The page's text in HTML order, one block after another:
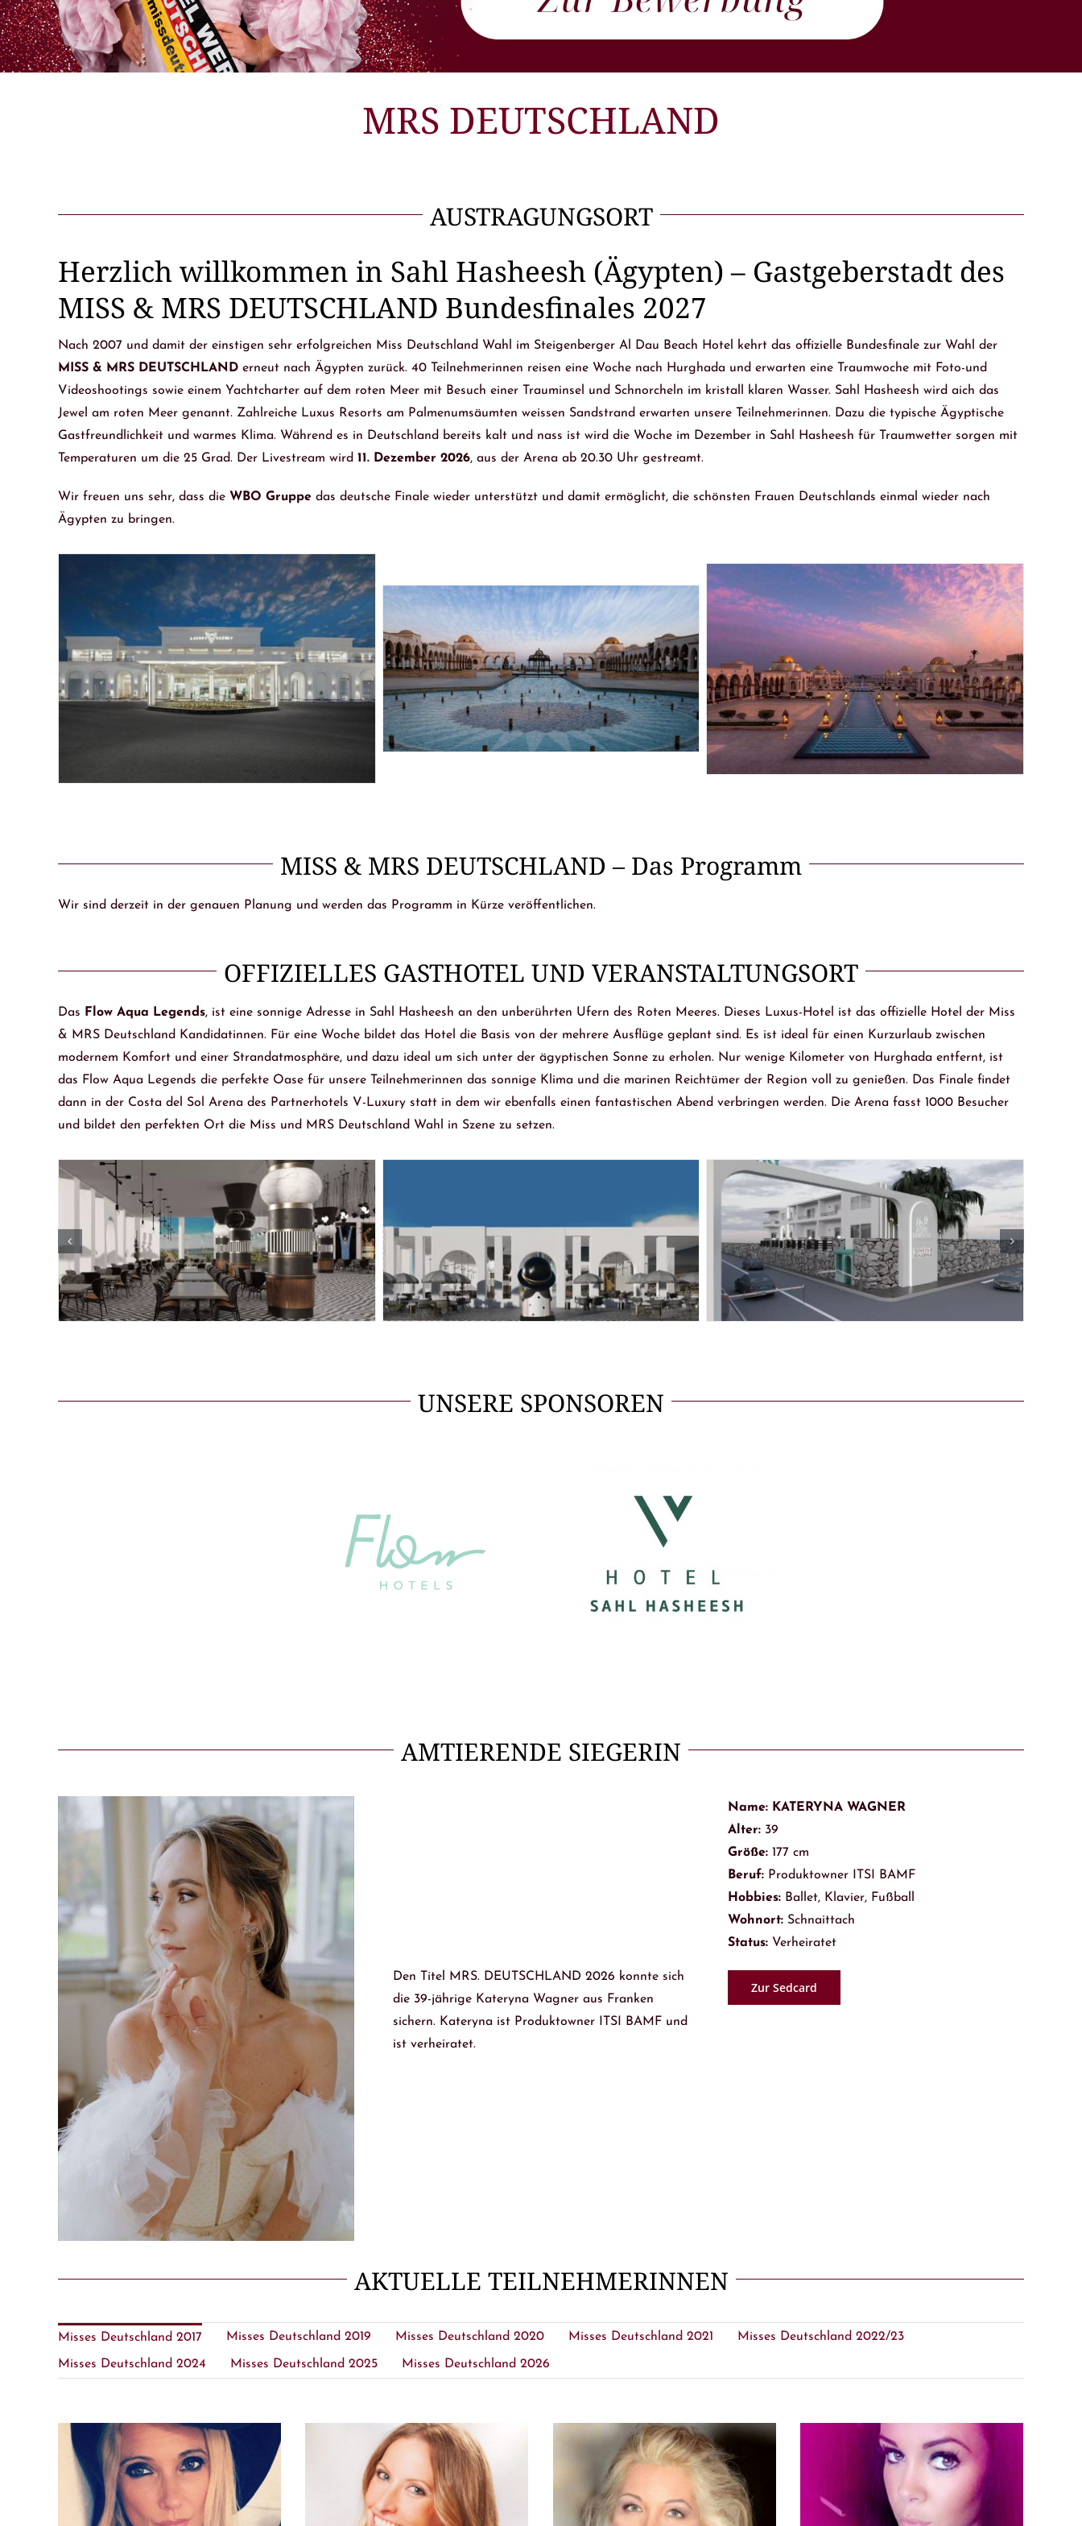
MRS DEUTSCHLAND
AUSTRAGUNGSORT
Herzlich willkommen in Sahl Hasheesh (Ägypten) – Gastgeberstadt des
MISS & MRS DEUTSCHLAND Bundesfinales 2027
Nach 2007 und damit der einstigen sehr erfolgreichen Miss Deutschland Wahl im Steigenberger Al Dau Beach Hotel kehrt das offizielle Bundesfinale zur Wahl der
MISS & MRS DEUTSCHLANDerneut nach Ägypten zurück. 40 Teilnehmerinnen reisen eine Woche nach Hurghada und erwarten eine Traumwoche mit Foto-und
Videoshootings sowie einem Yachtcharter auf dem roten Meer mit Besuch einer Trauminsel und Schnorcheln im kristall klaren Wasser. Sahl Hasheesh wird aich das
Jewel am roten Meer genannt. Zahlreiche Luxus Resorts am Palmenumsäumten weissen Sandstrand erwarten unsere Teilnehmerinnen. Dazu die typische Ägyptische
Gastfreundlichkeit und warmes Klima. Während es in Deutschland bereits kalt und nass ist wird die Woche im Dezember in Sahl Hasheesh für Traumwetter sorgen mit
Temperaturen um die 25 Grad. Der Livestream wird 11. Dezember 2026, aus der Arena ab 20.30 Uhr gestreamt.
Wir freuen uns sehr, dass die WBO Gruppedas deutsche Finale wieder unterstützt und damit ermöglicht, die schönsten Frauen Deutschlands einmal wieder nach
Ägypten zu bringen.
MISS & MRS DEUTSCHLAND – Das Programm
Wir sind derzeit in der genauen Planung und werden das Programm in Kürze veröffentlichen.
OFFIZIELLES GASTHOTEL UND VERANSTALTUNGSORT
Das Flow Aqua Legends, ist eine sonnige Adresse in Sahl Hasheesh an den unberührten Ufern des Roten Meeres. Dieses Luxus-Hotel ist das offizielle Hotel der Miss
& MRS Deutschland Kandidatinnen. Für eine Woche bildet das Hotel die Basis von der mehrere Ausflüge geplant sind. Es ist ideal für einen Kurzurlaub zwischen
modernem Komfort und einer Strandatmosphäre, und dazu ideal um sich unter der ägyptischen Sonne zu erholen. Nur wenige Kilometer von Hurghada entfernt, ist
das Flow Aqua Legends die perfekte Oase für unsere Teilnehmerinnen das sonnige Klima und die marinen Reichtümer der Region voll zu genießen. Das Finale findet
dann in der Costa del Sol Arena des Partnerhotels V-Luxury statt in dem wir ebenfalls einen fantastischen Abend verbringen werden. Die Arena fasst 1000 Besucher
und bildet den perfekten Ort die Miss und MRS Deutschland Wahl in Szene zu setzen.
UNSERE SPONSOREN
AMTIERENDE SIEGERIN
Den Titel MRS. DEUTSCHLAND 2026 konnte sich
die 39-jährige Kateryna Wagner aus Franken
sichern. Kateryna ist Produktowner ITSI BAMF und
ist verheiratet.
Name: KATERYNA WAGNER
Alter:39
Größe:177 cm
Beruf:Produktowner ITSI BAMF
Hobbies:Ballet, Klavier, Fußball
Wohnort:Schnaittach
Status:Verheiratet
Zur Sedcard
AKTUELLE TEILNEHMERINNEN
Misses Deutschland 2017 Misses Deutschland 2019 Misses Deutschland 2020 Misses Deutschland 2021 Misses Deutschland 2022/23
Misses Deutschland 2024 Misses Deutschland 2025 Misses Deutschland 2026